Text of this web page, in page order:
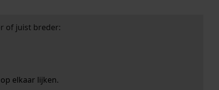
of juist breder:
elkaar lijken.